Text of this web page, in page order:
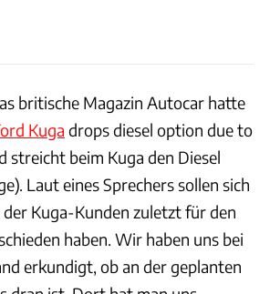
britische Magazin Autocar hatte
Kuga drops diesel option due to
streicht beim Kuga den Diesel
Laut eines Sprechers sollen sich
Kuga-Kunden zuletzt für den
haben. Wir haben uns bei
erkundigt, ob an der geplanten